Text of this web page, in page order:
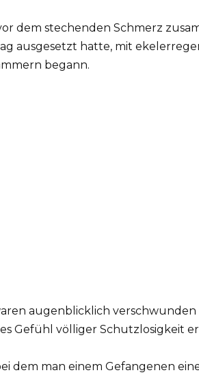
dem stechenden Schmerz
ausgesetzt hatte, mit
begann.
augenblicklich
Gefühl völliger Schutzlosigkeit
dem man einem Gefangenen